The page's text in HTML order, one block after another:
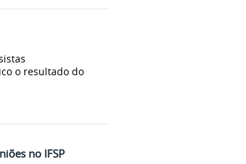
o resultado do
no IFSP